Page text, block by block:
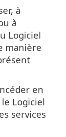
à
à
Logiciel
manière
en
Logiciel
services